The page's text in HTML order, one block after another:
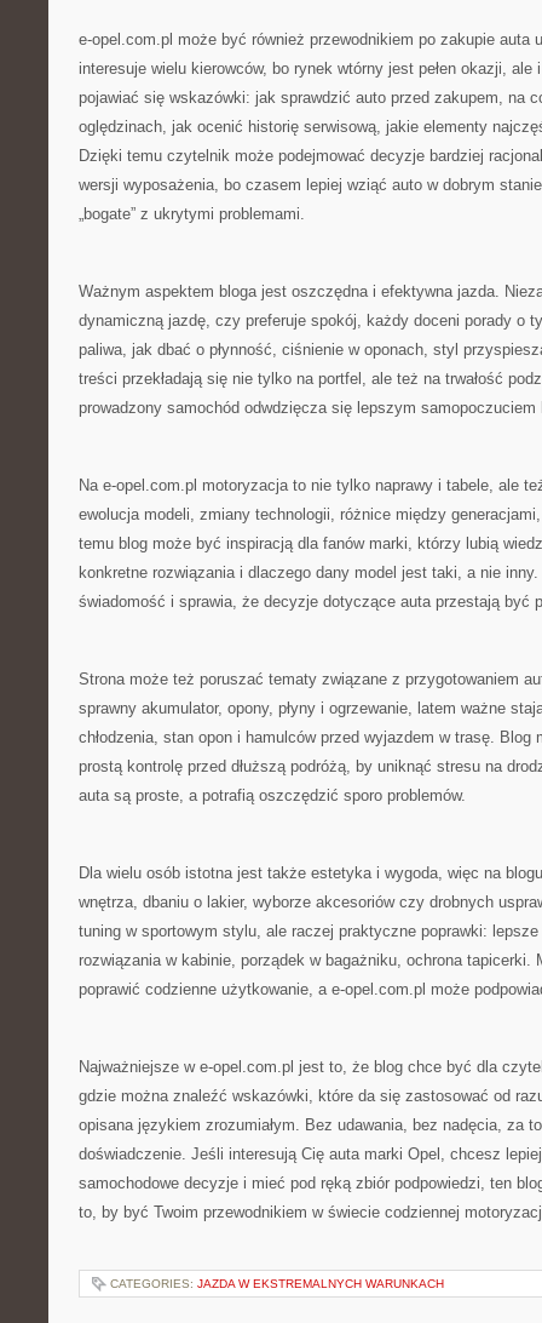
e-opel.com.pl może być również przewodnikiem po zakupie auta
interesuje wielu kierowców, bo rynek wtórny jest pełen okazji, ale
pojawiać się wskazówki: jak sprawdzić auto przed zakupem, na
oględzinach, jak ocenić historię serwisową, jakie elementy
Dzięki temu czytelnik może podejmować decyzje bardziej
wersji wyposażenia, bo czasem lepiej wziąć auto w dobrym
„bogate” z ukrytymi problemami.
Ważnym aspektem bloga jest oszczędna i efektywna jazda.
dynamiczną jazdę, czy preferuje spokój, każdy doceni porady o
paliwa, jak dbać o płynność, ciśnienie w oponach, styl
treści przekładają się nie tylko na portfel, ale też na trwałość
prowadzony samochód odwdzięcza się lepszym samopoczuciem
Na e-opel.com.pl motoryzacja to nie tylko naprawy i tabele, ale
ewolucja modeli, zmiany technologii, różnice między
temu blog może być inspiracją dla fanów marki, którzy lubią
konkretne rozwiązania i dlaczego dany model jest taki, a nie
świadomość i sprawia, że decyzje dotyczące auta przestają być
Strona może też poruszać tematy związane z przygotowaniem
sprawny akumulator, opony, płyny i ogrzewanie, latem ważne
chłodzenia, stan opon i hamulców przed wyjazdem w trasę.
prostą kontrolę przed dłuższą podróżą, by uniknąć stresu na
auta są proste, a potrafią oszczędzić sporo problemów.
Dla wielu osób istotna jest także estetyka i wygoda, więc na
wnętrza, dbaniu o lakier, wyborze akcesoriów czy drobnych
tuning w sportowym stylu, ale raczej praktyczne poprawki:
rozwiązania w kabinie, porządek w bagażniku, ochrona tapicerki.
poprawić codzienne użytkowanie, a e-opel.com.pl może
Najważniejsze w e-opel.com.pl jest to, że blog chce być dla
gdzie można znaleźć wskazówki, które da się zastosować od
opisana językiem zrozumiałym. Bez udawania, bez nadęcia, za
doświadczenie. Jeśli interesują Cię auta marki Opel, chcesz
samochodowe decyzje i mieć pod ręką zbiór podpowiedzi, ten
to, by być Twoim przewodnikiem w świecie codziennej
CATEGORIES: JAZDA W EKSTREMALNYCH WARUNKACH